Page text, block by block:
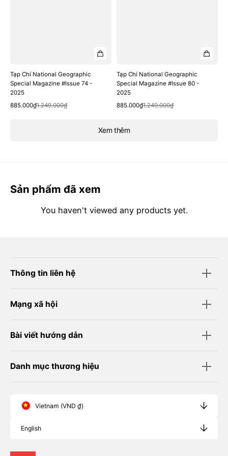
Xem thêm
Tạp Chí National Geographic
Special Magazine #Issue 74 -
2025
Sale
885.000₫
Regular
1.249.000₫
Quick View
Tạp Chí National Geographic
Special Magazine #Issue 80 -
2025
Sale
885.000₫
Regular
1.249.000₫
Quick View
Sản phẩm đã xem
You haven't viewed any products yet.
Thông tin liên hệ
Mạng xã hội
Bài viết hướng dẫn
Danh mục thương hiệu
Vietnam (VND ₫)
English